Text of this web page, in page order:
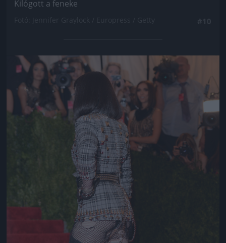
Kilógott a feneke
Jön még kép!